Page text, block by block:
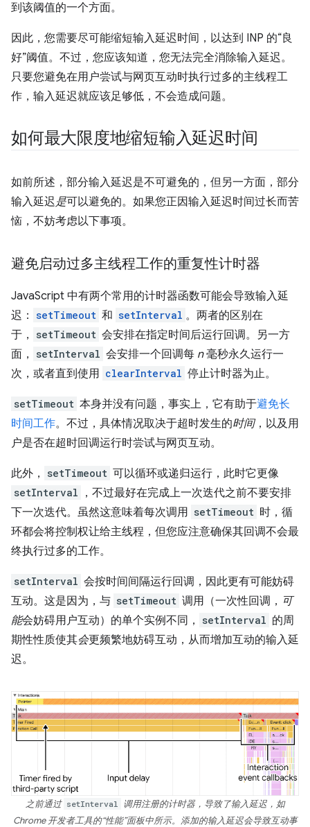
到该阈值的一个方面。
因此，您需要尽可能缩短输入延迟时间，以达到 INP 的“良
好”阈值。不过，您应该知道，您无法完全消除输入延迟。
只要您避免在用户尝试与网页互动时执行过多的主线程工
作，输入延迟就应该足够低，不会造成问题。
如何最大限度地缩短输入延迟时间
如前所述，部分输入延迟是不可避免的，但另一方面，部分
输入延迟是可以避免的。如果您正因输入延迟时间过长而苦
恼，不妨考虑以下事项。
避免启动过多主线程工作的重复性计时器
JavaScript 中有两个常用的计时器函数可能会导致输入延
迟： setTimeout 和 setInterval 。两者的区别在
于，
setTimeout 会安排在指定时间后运行回调。另一方
面，
setInterval 会安排一个回调每 n毫秒永久运行一
次，或者直到使用 clearInterval 停止计时器为止。
setTimeout 本身并没有问题，事实上，它有助于避免长
时间工作。不过，具体情况取决于超时发生的时间，以及用
户是否在超时回调运行时尝试与网页互动。
此外， setTimeout 可以循环或递归运行，此时它更像
setInterval
，不过最好在完成上一次迭代之前不要安排
下一次迭代。虽然这意味着每次调用 setTimeout 时，循
环都会将控制权让给主线程，但您应注意确保其回调不会最
终执行过多的工作。
setInterval 会按时间间隔运行回调，因此更有可能妨碍
互动。这是因为，与 setTimeout 调用（一次性回调， 可
能会妨碍用户互动）的单个实例不同， setInterval 的周
期性性质使其会更频繁地妨碍互动，从而增加互动的输入延
迟。
之前通过 setInterval 调用注册的计时器，导致了输入延迟，如
Chrome 开发者工具的“性能”面板中所示。添加的输入延迟会导致互动事